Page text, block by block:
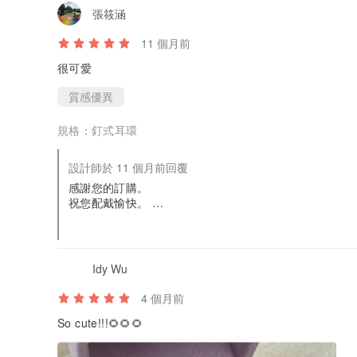
張筱涵
11 個月前
很可愛
質感優異
規格：釘式耳環
設計師於 11 個月前回覆
感謝您的訂購。
祝您配戴愉快。
Idy Wu
4 個月前
So cute!!!🌻🌻🌻